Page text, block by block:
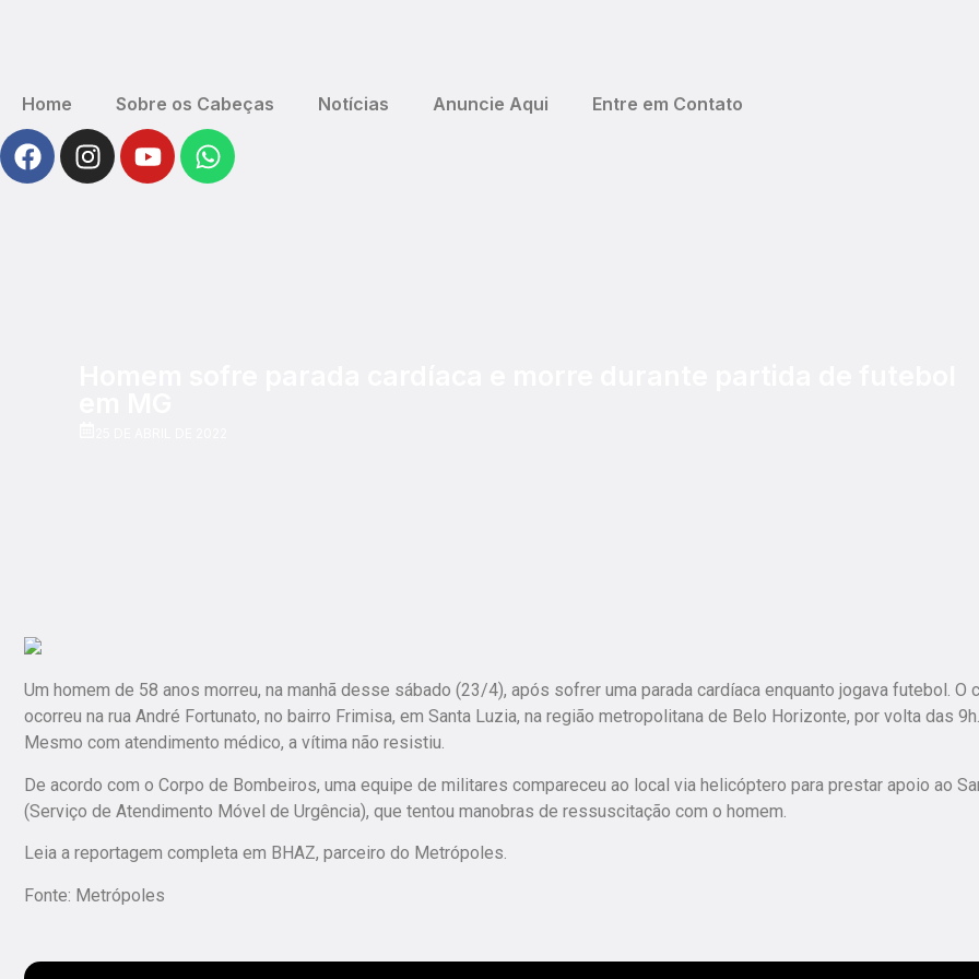
Home Sobre os Cabeças Notícias Anuncie Aqui Entre em Contato
Um homem de 58 anos morreu, na manhã desse sábado (23/4), após sofrer uma parada cardíaca enquanto jogava futebol. O
ocorreu na rua André Fortunato, no bairro Frimisa, em Santa Luzia, na região metropolitana de Belo Horizonte, por volta das 9h.
Mesmo com atendimento médico, a vítima não resistiu.
De acordo com o Corpo de Bombeiros, uma equipe de militares compareceu ao local via helicóptero para prestar apoio ao
(Serviço de Atendimento Móvel de Urgência), que tentou manobras de ressuscitação com o homem.
Leia a reportagem completa em BHAZ, parceiro do Metrópoles.
Fonte: Metrópoles